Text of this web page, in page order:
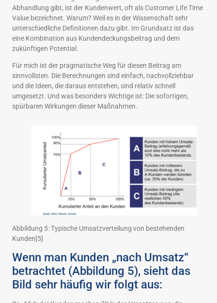
Abhandlung gibt, ist der Kundenwert, oft als Customer Life Time
Value bezeichnet. Warum? Weil es in der Wissenschaft sehr
unterschiedliche Definitionen dazu gibt. Im Grundsatz ist das
eine Kombination aus Kundendeckungsbeitrag und dem
zukünftigen Potential.
Für mich ist der pragmatische Weg für diesen Beitrag am
sinnvollsten. Die Berechnungen sind einfach, nachvollziehbar
und die Ideen, die daraus entstehen, sind relativ schnell
umgesetzt. Und was besonders Wichtige ist: Die sofortigen,
spürbaren Wirkungen dieser Maßnahmen.
Abbildung 5: Typische Umsatzverteilung von bestehenden
Kunden[5]
Wenn man Kunden „nach Umsatz“
betrachtet (Abbildung 5), sieht das
Bild sehr häufig wir folgt aus: